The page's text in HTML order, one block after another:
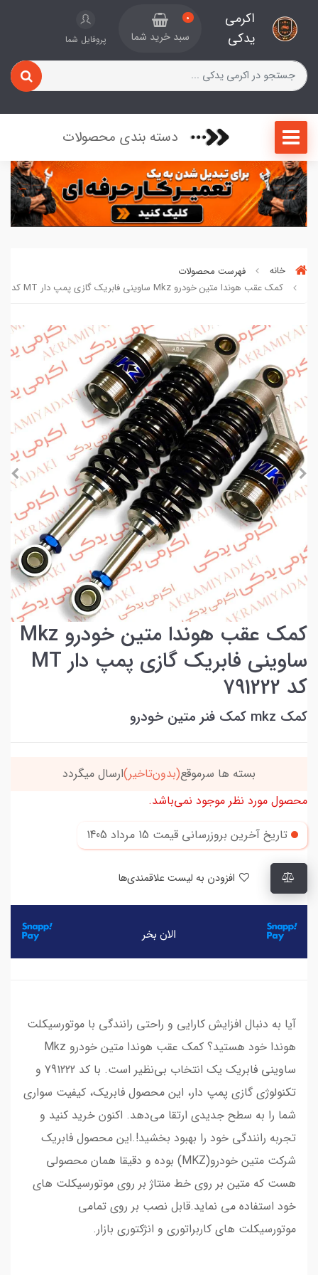
اکرمی
یدکی
0
سبد خرید شما پروفایل شما
دسته بندی محصولات
خانه
فهرست محصولات
کمک عقب هوندا متین خودرو Mkz ساوینی فابریک گازی پمپ دار MT کد 791222
کمک عقب هوندا متین خودرو Mkz
ساوینی فابریک گازی پمپ دار MT
کد 791222
کمک mkz کمک فنر متین خودرو
بسته ها سرموقع(بدون‌تاخیر)ارسال میگردد
محصول مورد نظر موجود نمی‌باشد.
تاریخ آخرین بروزرسانی قیمت 15 مرداد 1405
آیا به دنبال افزایش کارایی و راحتی رانندگی با موتورسیکلت
هوندا خود هستید؟ کمک عقب هوندا متین خودرو Mkz
ساوینی فابریک یک انتخاب بی‌نظیر است. با کد 791222 و
تکنولوژی گازی پمپ دار، این محصول فابریک، کیفیت سواری
شما را به سطح جدیدی ارتقا می‌دهد. اکنون خرید کنید و
تجربه رانندگی خود را بهبود بخشید!.این محصول فابریک
شرکت متین خودرو(MKZ) بوده و دقیقا همان محصولی
هست که متین بر روی خط منتاژ بر روی موتورسیکلت های
خود استفاده می نماید.قابل نصب بر روی تمامی
موتورسیکلت های کاربراتوری و انژکتوری بازار.